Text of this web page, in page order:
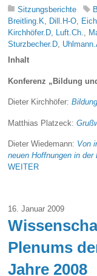
Sitzungsberichte
Breitling.K, Dill.H-O,
Kirchhöfer.D, Luft.Ch.,
Sturzbecher.D,
Inhalt
Konferenz „Bildung
Dieter Kirchhöfer:
Matthias Platzeck:
Dieter Wiedemann: Von
neuen Hoffnungen in der
WEITER
16. Januar 2009
Plenums
Jahre 2008